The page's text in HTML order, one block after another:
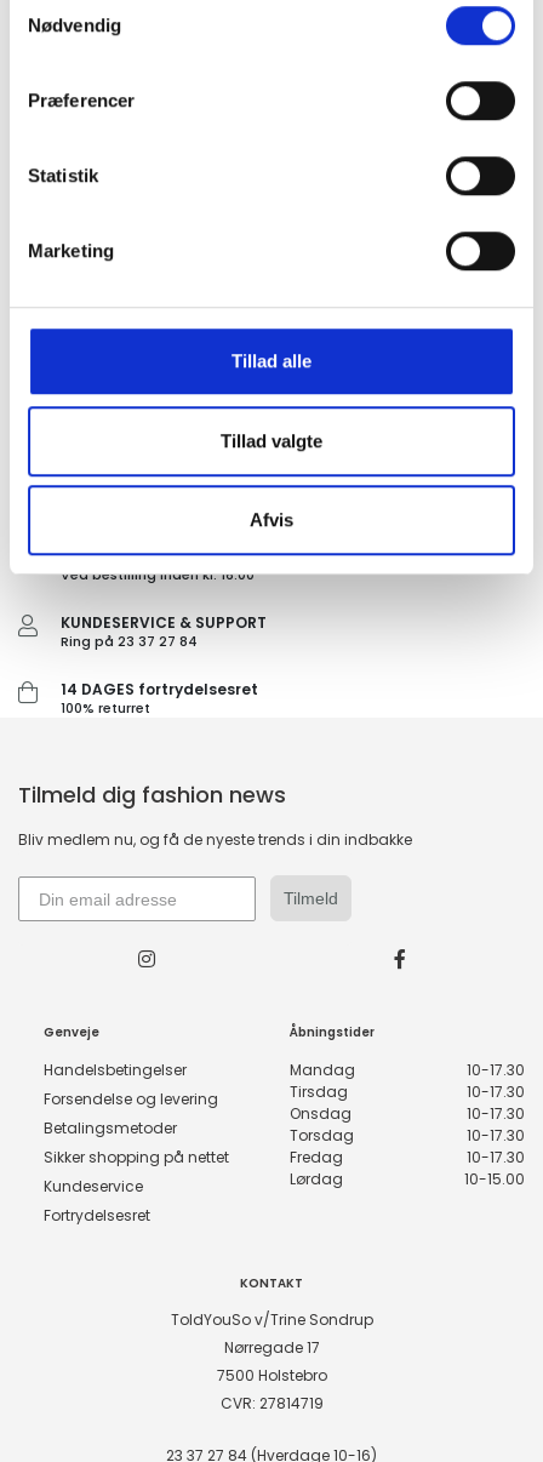
Nødvendig
Præferencer
Statistik
Marketing
Tillad alle
Tillad valgte
Afvis
Leather upper
Breathable mesh lining
Gently brush leather with a soft bristle brush or hand towel to
remove loose dirt and debris. Tough stains may require a
GRATIS FRAGT PÅ KØB OVER 300,-
HURTIG LEVERING 1-3 HVERDAGE
Ved bestilling inden kl. 16.00
KUNDESERVICE & SUPPORT
Ring på 23 37 27 84
14 DAGES fortrydelsesret
100% returret
Tilmeld dig fashion news
Bliv medlem nu, og få de nyeste trends i din indbakke
Tilmeld
Genveje
Handelsbetingelser
Forsendelse og levering
Betalingsmetoder
Sikker shopping på nettet
Kundeservice
Fortrydelsesret
Åbningstider
Mandag
10-17.30
Tirsdag
10-17.30
Onsdag
10-17.30
Torsdag
10-17.30
Fredag
10-17.30
Lørdag
10-15.00
KONTAKT
ToldYouSo v/Trine Sondrup
Nørregade 17
7500 Holstebro
CVR: 27814719
23 37 27 84 (Hverdage 10-16)